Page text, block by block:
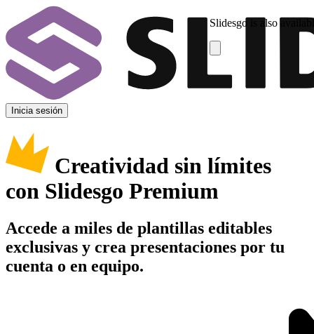
Slidesgo is also
Inicia sesión
Creatividad sin límites
con Slidesgo Premium
Accede a miles de plantillas editables
exclusivas y crea presentaciones por tu
cuenta o en equipo.